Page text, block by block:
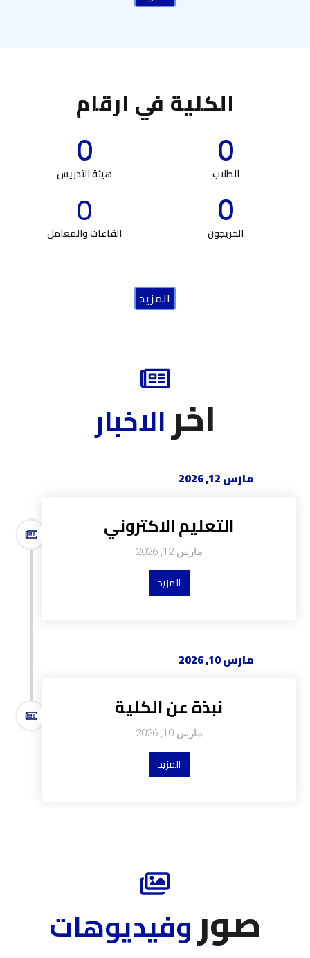
الكلية في ارقام
الطلاب
0
هيئة التدريس
0
الخريجون
0
القاعات والمعامل
0
المزيد
اخرالاخبار
مارس 12, 2026
التعليم الاكتروني
مارس 12, 2026
المزيد
مارس 10, 2026
نبذة عن الكلية
مارس 10, 2026
المزيد
صوروفيديوهات